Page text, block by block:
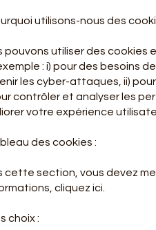
utilisons-nous des
pouvons utiliser des cookies
: i) pour des besoins
les cyber-attaques, ii)
contrôler et analyser les
votre expérience
des cookies :
cette section, vous devez
cliquez ici
choix :